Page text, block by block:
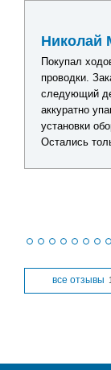
Николай
Покупал
проводки.
следующий
аккуратно
установки
Остались
все отзывы